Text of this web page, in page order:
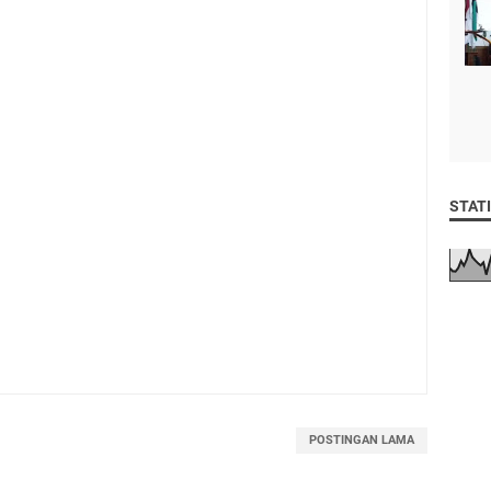
POSTINGAN LAMA